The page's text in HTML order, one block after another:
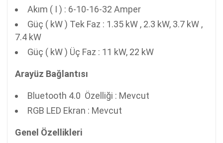
Akım ( I ) : 6-10-16-32 Amper
Güç ( kW ) Tek Faz : 1.35 kW , 2.3 kW, 3.7 kW ,
7.4 kW
Güç ( kW ) Üç Faz : 11 kW, 22 kW
Arayüz Bağlantısı
Bluetooth 4.0 Özelliği : Mevcut
RGB LED Ekran : Mevcut
Genel Özellikleri